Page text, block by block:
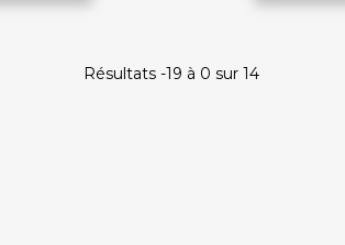
Résultats -19 à 0 sur 14